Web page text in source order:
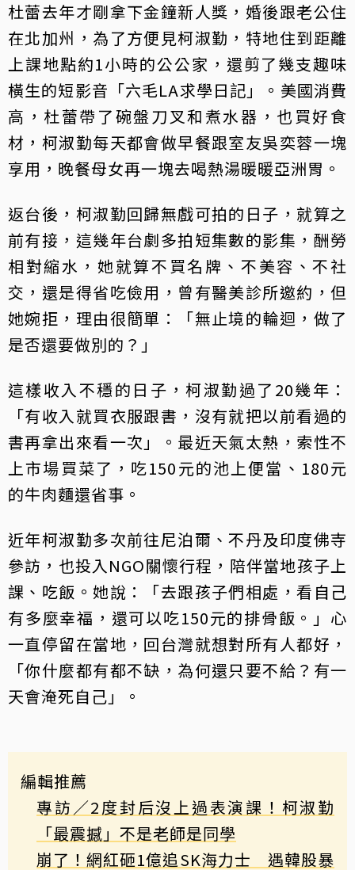
杜蕾去年才剛拿下金鐘新人獎，婚後跟老公住
在北加州，為了方便見柯淑勤，特地住到距離
上課地點約1小時的公公家，還剪了幾支趣味
橫生的短影音「六毛LA求學日記」。美國消費
高，杜蕾帶了碗盤刀叉和煮水器，也買好食
材，柯淑勤每天都會做早餐跟室友吳奕蓉一塊
享用，晚餐母女再一塊去喝熱湯暖暖亞洲胃。
返台後，柯淑勤回歸無戲可拍的日子，就算之
前有接，這幾年台劇多拍短集數的影集，酬勞
相對縮水，她就算不買名牌、不美容、不社
交，還是得省吃儉用，曾有醫美診所邀約，但
她婉拒，理由很簡單：「無止境的輪迴，做了
是否還要做別的？」
這樣收入不穩的日子，柯淑勤過了20幾年：
「有收入就買衣服跟書，沒有就把以前看過的
書再拿出來看一次」。最近天氣太熱，索性不
上市場買菜了，吃150元的池上便當、180元
的牛肉麵還省事。
近年柯淑勤多次前往尼泊爾、不丹及印度佛寺
參訪，也投入NGO關懷行程，陪伴當地孩子上
課、吃飯。她說：「去跟孩子們相處，看自己
有多麼幸福，還可以吃150元的排骨飯。」心
一直停留在當地，回台灣就想對所有人都好，
「你什麼都有都不缺，為何還只要不給？有一
天會淹死自己」。
編輯推薦
專訪／2度封后沒上過表演課！柯淑勤
「最震撼」不是老師是同學
崩了！網紅砸1億追SK海力士 遇韓股暴